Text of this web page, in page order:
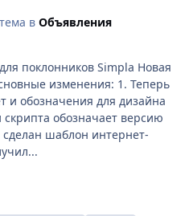
в Объявления
поклонников Simpla Новая
изменения: 1. Теперь
и обозначения для дизайна
обозначает версию
шаблон интернет-